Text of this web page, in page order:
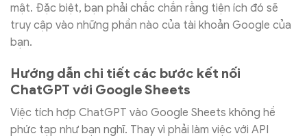
mật. Đặc biệt, bạn phải chắc chắn rằng tiện ích đó sẽ
truy cập vào những phần nào của tài khoản Google của
bạn.
Hướng dẫn chi tiết các bước kết nối
ChatGPT với Google Sheets
Việc tích hợp ChatGPT vào Google Sheets không hề
phức tạp như bạn nghĩ. Thay vì phải làm việc với API